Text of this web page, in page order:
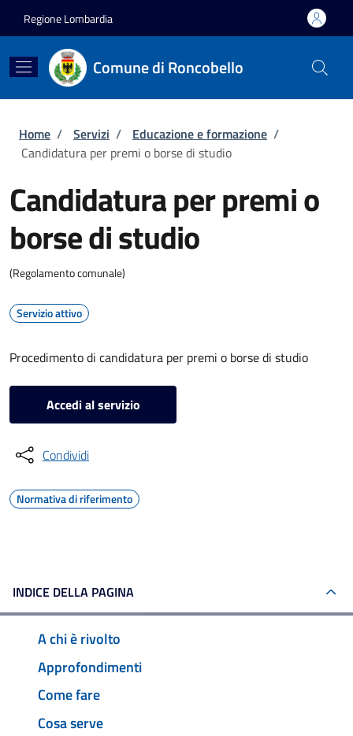
Regione Lombardia
Comune di Roncobello
Briciole di pane
Home / Servizi / Educazione e formazione /
Candidatura per premi o borse di studio
Candidatura per premi o
borse di studio
(Regolamento comunale)
Servizio attivo
Procedimento di candidatura per premi o borse di studio
Accedi al servizio
Condividi
Normativa di riferimento
INDICE DELLA PAGINA
A chi è rivolto
Approfondimenti
Come fare
Cosa serve